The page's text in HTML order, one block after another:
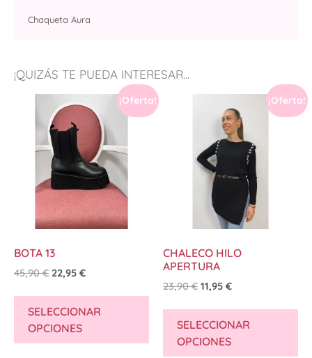
¡QUIZÁS TE PUEDA INTERESAR...
¡Oferta!
BOTA 13
45,90€ 22,95 €
SELECCIONAR
OPCIONES
¡Oferta!
CHALECO HILO
APERTURA
23,90€ 11,95 €
SELECCIONAR
OPCIONES
Chaqueta Aura